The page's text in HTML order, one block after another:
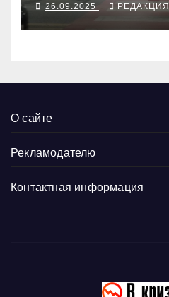
26.09.2025 РЕДАКЦИЯ
О сайте
Рекламодателю
Контактная информация